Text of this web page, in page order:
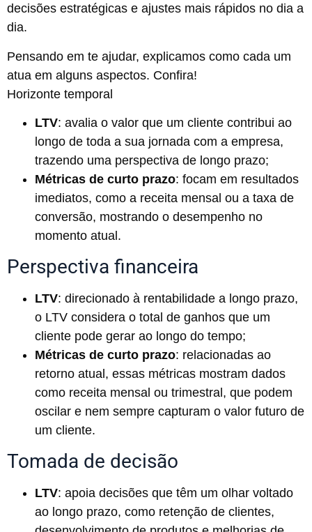
decisões estratégicas e ajustes mais rápidos no dia a
dia.
Pensando em te ajudar, explicamos como cada um
atua em alguns aspectos. Confira!
Horizonte temporal
LTV: avalia o valor que um cliente contribui ao
longo de toda a sua jornada com a empresa,
trazendo uma perspectiva de longo prazo;
Métricas de curto prazo: focam em resultados
imediatos, como a receita mensal ou a taxa de
conversão, mostrando o desempenho no
momento atual.
Perspectiva financeira
LTV: direcionado à rentabilidade a longo prazo,
o LTV considera o total de ganhos que um
cliente pode gerar ao longo do tempo;
Métricas de curto prazo: relacionadas ao
retorno atual, essas métricas mostram dados
como receita mensal ou trimestral, que podem
oscilar e nem sempre capturam o valor futuro de
um cliente.
Tomada de decisão
LTV: apoia decisões que têm um olhar voltado
ao longo prazo, como retenção de clientes,